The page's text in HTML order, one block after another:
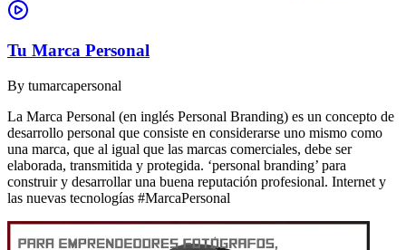
Tu Marca Personal
By tumarcapersonal
La Marca Personal (en inglés Personal Branding) es un concepto de
desarrollo personal que consiste en considerarse uno mismo como
una marca, que al igual que las marcas comerciales, debe ser
elaborada, transmitida y protegida. ‘personal branding’ para
construir y desarrollar una buena reputación profesional. Internet y
las nuevas tecnologías #MarcaPersonal